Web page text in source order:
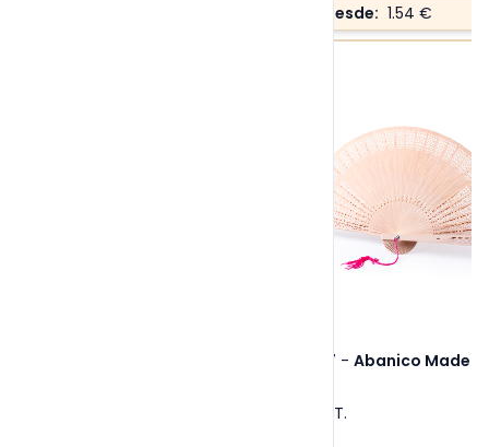
Precio desde: 1.54 €
Ref. 8097 - Abanico Madera
S/T.